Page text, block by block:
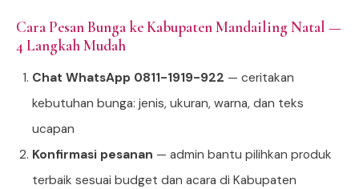
Cara Pesan Bunga ke Kabupaten Mandailing Natal —
4 Langkah Mudah
Chat WhatsApp 0811-1919-922 — ceritakan
kebutuhan bunga: jenis, ukuran, warna, dan teks
ucapan
Konfirmasi pesanan — admin bantu pilihkan produk
terbaik sesuai budget dan acara di Kabupaten